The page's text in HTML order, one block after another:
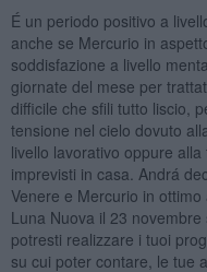
É un periodo positivo a
anche se Mercurio in
soddisfazione a livello
giornate del mese per
difficile che sfili tutto liscio,
tensione nel cielo dovuto
livello lavorativo oppure
imprevisti in casa. Andrá
Venere e Mercurio in
Luna Nuova il 23
potresti realizzare i tuoi
su cui poter contare, le tue